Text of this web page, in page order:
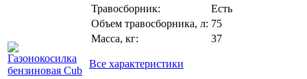
Травосборник:
Есть
Объем травосборника, л: 75
Масса, кг:
37
Все характеристики